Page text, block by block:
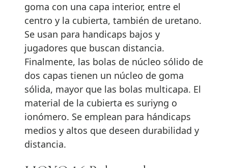
goma con una capa interior, entre el
centro y la cubierta, también de uretano.
Se usan para handicaps bajos y
jugadores que buscan distancia.
Finalmente, las bolas de núcleo sólido de
dos capas tienen un núcleo de goma
sólida, mayor que las bolas multicapa. El
material de la cubierta es suriyng o
ionómero. Se emplean para hándicaps
medios y altos que deseen durabilidad y
distancia.